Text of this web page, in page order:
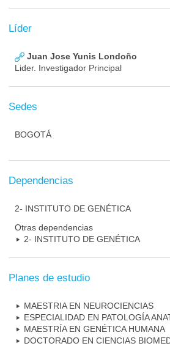
Líder
Juan Jose Yunis Londoño
Lider. Investigador Principal
Sedes
BOGOTÁ
Dependencias
2- INSTITUTO DE GENÉTICA
Otras dependencias
2- INSTITUTO DE GENÉTICA
Planes de estudio
MAESTRIA EN NEUROCIENCIAS
ESPECIALIDAD EN PATOLOGÍA
MAESTRÍA EN GENÉTICA HUMANA
DOCTORADO EN CIENCIAS